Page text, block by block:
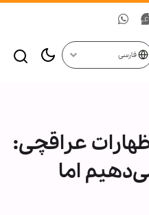
فارسی
عراقچی:
اما